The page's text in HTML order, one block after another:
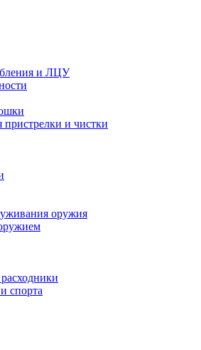
и ЛЦУ
пристрелки и чистки
оружия
спорта